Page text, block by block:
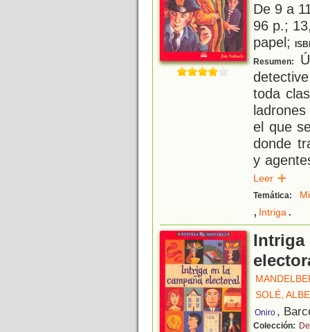
De 9 a
96 p.;
papel;
Resumen:
toda
el que
donde
y
Leer
Temática:
, Intriga.
SOLÉ,
Oniro ,
Colección: